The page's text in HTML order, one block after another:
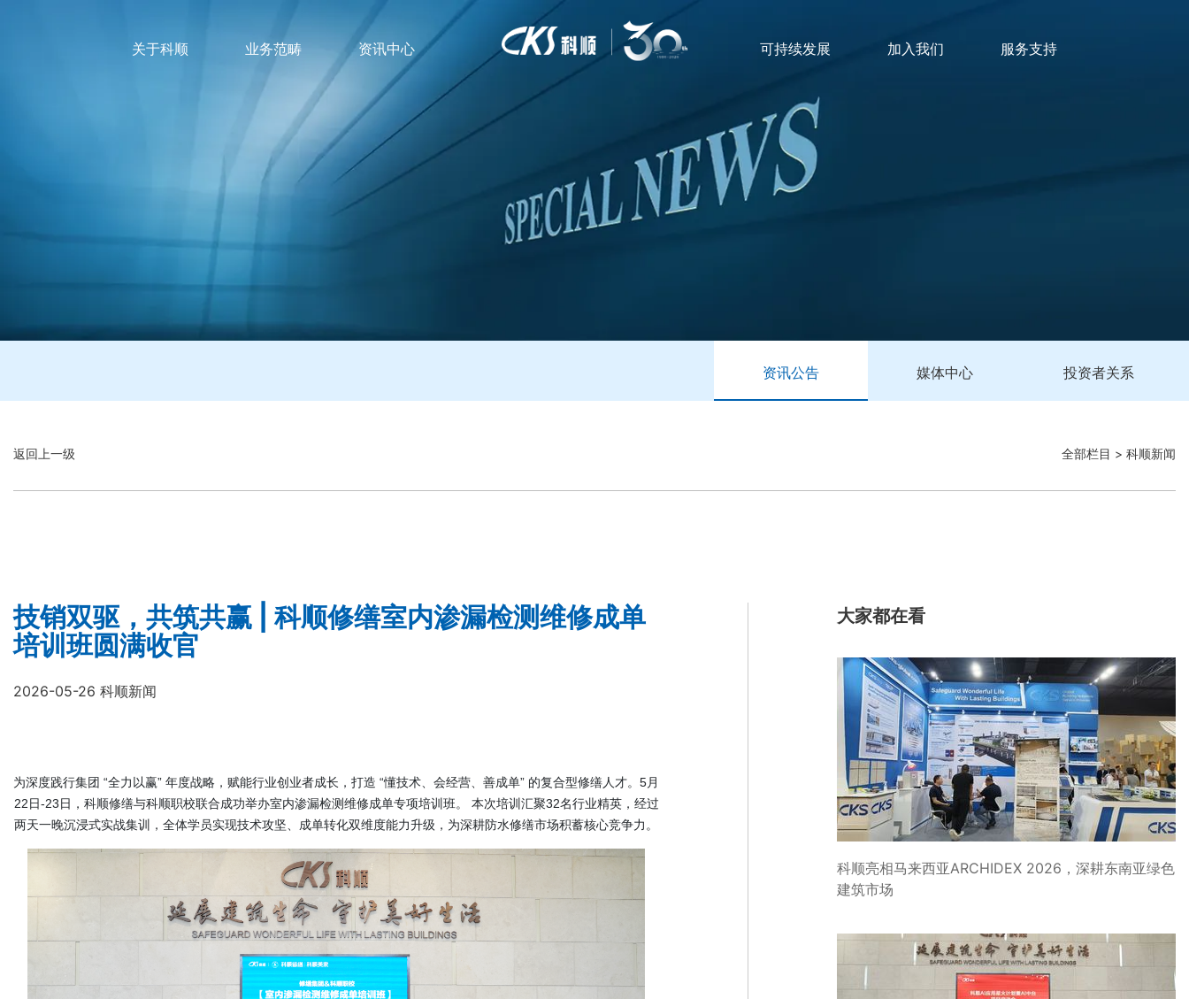
关于科顺 业务范畴 资讯中心 可持续发展 加入我们 服务支持
资讯公告 媒体中心 投资者关系
返回上一级 全部栏目 > 科顺新闻
技销双驱，共筑共赢 | 科顺修缮室内渗漏检测维修成单
培训班圆满收官
2026-05-26 科顺新闻
为深度践行集团 “全力以赢” 年度战略，赋能行业创业者成长，打造 “懂技术、会经营、善成单” 的复合型修缮人才。5月
22日-23日， 科顺修缮与科顺职校联合成功举办室内渗漏检测维修成单专项培训班。 本次培训汇聚32名行业精英，经过
两天一晚沉浸式实战集训，全体学员实现技术攻坚、成单转化双维度能力升级，为深耕防水修缮市场积蓄核心竞争力。
大家都在看
科顺亮相马来西亚ARCHIDEX 2026，深耕东南亚绿色
建筑市场